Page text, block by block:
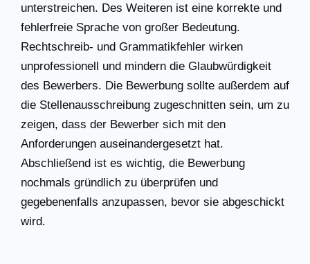
unterstreichen. Des Weiteren ist eine korrekte und
fehlerfreie Sprache von großer Bedeutung.
Rechtschreib- und Grammatikfehler wirken
unprofessionell und mindern die Glaubwürdigkeit
des Bewerbers. Die Bewerbung sollte außerdem auf
die Stellenausschreibung zugeschnitten sein, um zu
zeigen, dass der Bewerber sich mit den
Anforderungen auseinandergesetzt hat.
Abschließend ist es wichtig, die Bewerbung
nochmals gründlich zu überprüfen und
gegebenenfalls anzupassen, bevor sie abgeschickt
wird.